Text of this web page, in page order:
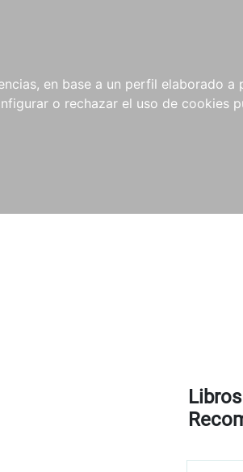
en base a un perfil elaborado a
o rechazar el uso de cookies
Libros